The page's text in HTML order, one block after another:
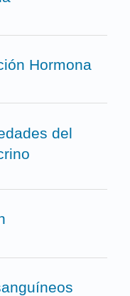
Hormona
del